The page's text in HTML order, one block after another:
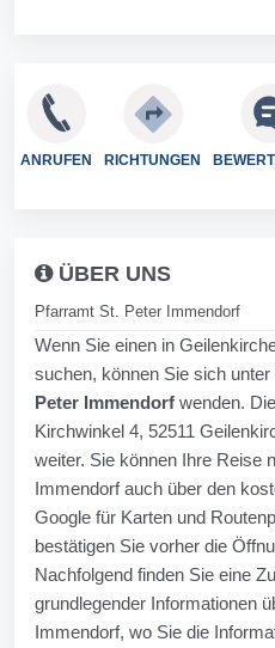
ANRUFEN RICHTUNGEN
ÜBER UNS
Pfarramt St. Peter Immendorf
Wenn Sie einen in
suchen, können Sie sich unter
Peter Immendorf wenden.
Kirchwinkel 4, 52511
weiter. Sie können Ihre Reise
Immendorf auch über den
Google für Karten und
bestätigen Sie vorher die
Nachfolgend finden Sie eine
grundlegender Informationen
Immendorf, wo Sie die